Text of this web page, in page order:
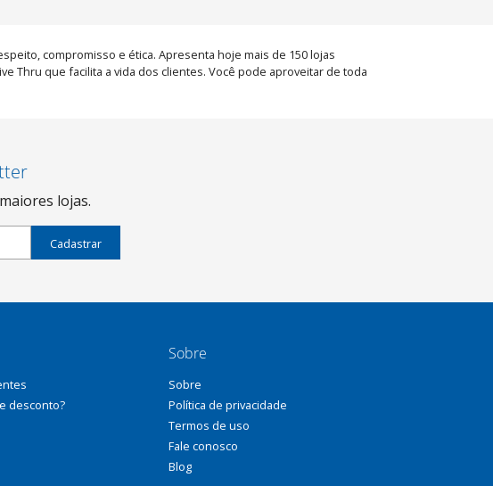
compromisso e ética. Apresenta hoje mais de 150 lojas
Thru que facilita a vida dos clientes. Você pode aproveitar de toda
lojas.
Cadastrar
desconto?
Sobre
Sobre
Política de privacidade
Termos de uso
Fale conosco
Blog